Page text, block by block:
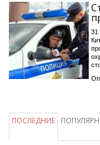
31
ПОСЛЕДНИЕ